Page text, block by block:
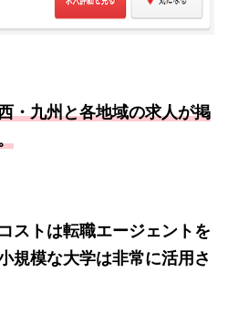
・九州と各地域の求人が掲
ストは転職エージェントを
規模な大学は非常に活用さ